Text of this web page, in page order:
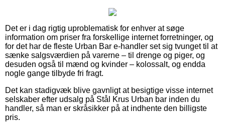
Det er i dag rigtig uproblematisk for enhver at søge
information om priser fra forskellige internet forretninger, og
for det har de fleste Urban Bar e-handler set sig tvunget til at
sænke salgsværdien på varerne – til drenge og piger, og
desuden også til mænd og kvinder – kolossalt, og endda
nogle gange tilbyde fri fragt.
Det kan stadigvæk blive gavnligt at besigtige visse internet
selskaber efter udsalg på Stål Krus Urban bar inden du
handler, så man er skråsikker på at indhente den billigste
pris.